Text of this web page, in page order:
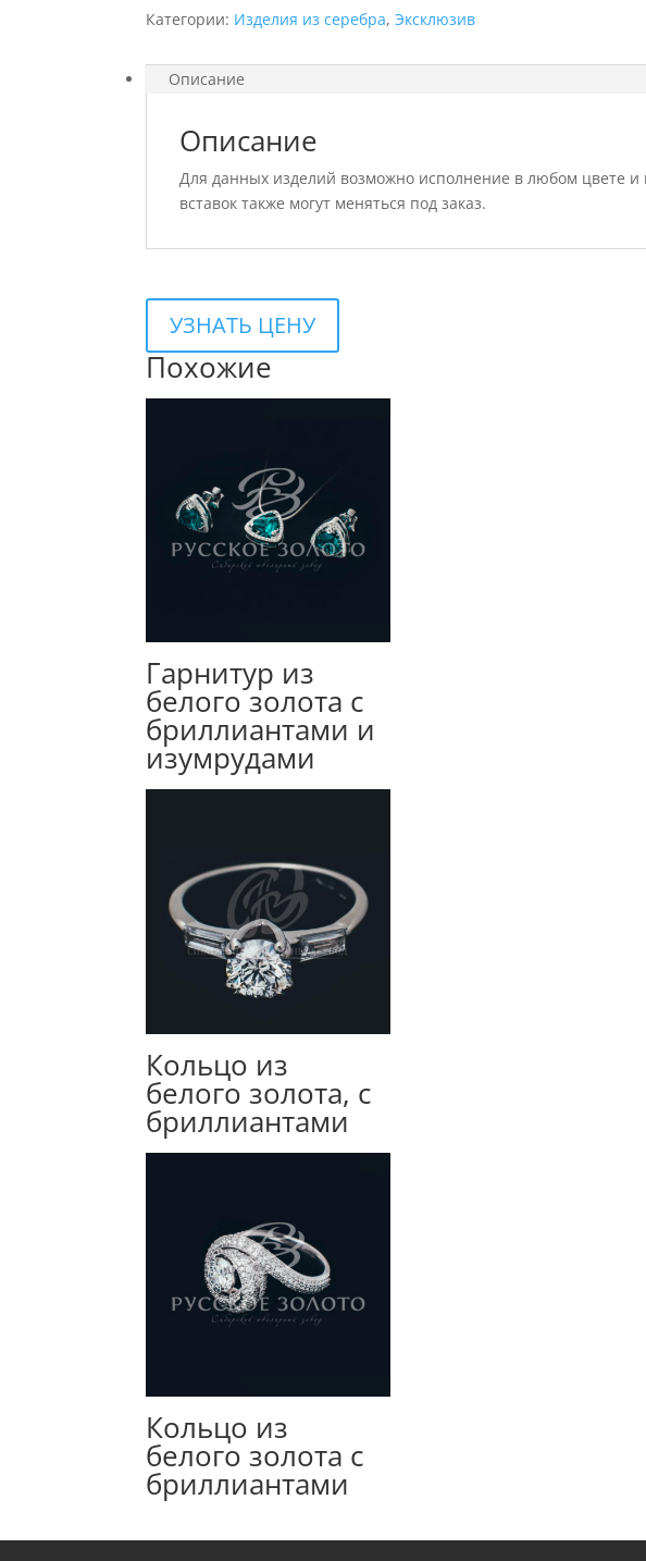
Категории: Изделия из серебра,Эксклюзив
Описание
Описание
Для данных изделий возможно исполнение в любом цвете и
вставок также могут меняться под заказ.
УЗНАТЬ ЦЕНУ
Похожие
Гарнитур из
белого золота с
бриллиантами и
изумрудами
Кольцо из
белого золота, с
бриллиантами
Кольцо из
белого золота с
бриллиантами